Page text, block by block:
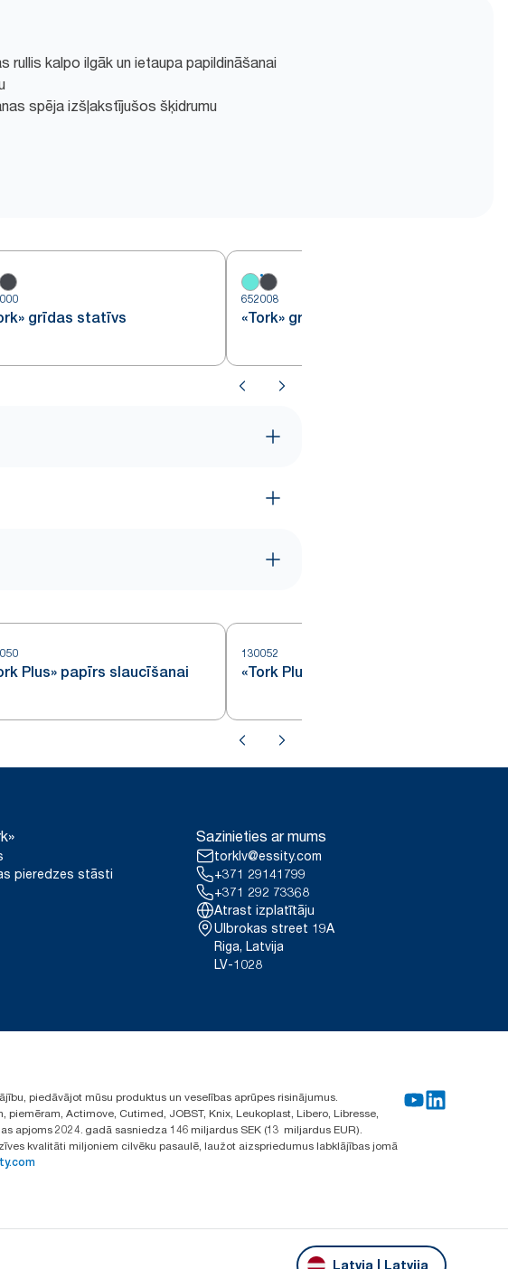
rullis kalpo ilgāk un ietaupa papildināšanai
spēja izšļakstījušos šķidrumu
grīdas statīvs
652008
«Tork» grīdas statīvs
Plus» papīrs slaucīšanai
130052
«Tork Plus» papīrs slaucīšanai
pieredzes stāsti
Sazinieties ar mums
torklv@essity.com
+371 29141799
+371 292 73368
Atrast izplatītāju
Ulbrokas street 19A
Riga, Latvija
LV-1028
piedāvājot mūsu produktus un veselības aprūpes risinājumus.
Actimove, Cutimed, JOBST, Knix, Leukoplast, Libero, Libresse,
apjoms 2024. gadā sasniedza 146 miljardus SEK (13 miljardus EUR).
kvalitāti miljoniem cilvēku pasaulē, laužot aizspriedumus labklājības jomā
Latvia | Latvija